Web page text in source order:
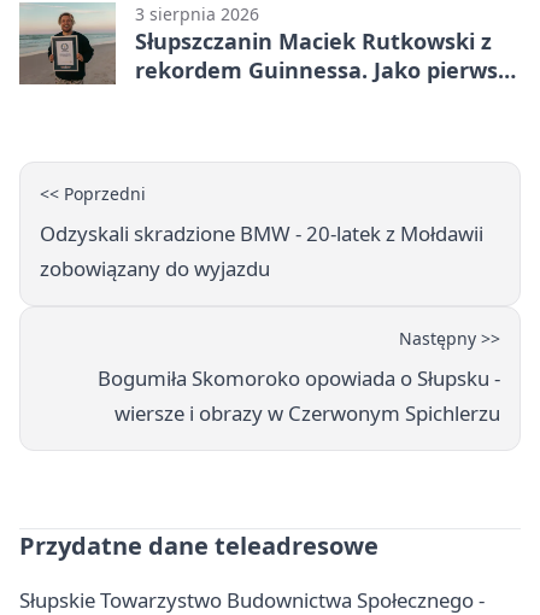
3 sierpnia 2026
Słupszczanin Maciek Rutkowski z
rekordem Guinnessa. Jako pierwszy
<< Poprzedni
Odzyskali skradzione BMW - 20-latek z Mołdawii
zobowiązany do wyjazdu
Następny >>
Bogumiła Skomoroko opowiada o Słupsku -
wiersze i obrazy w Czerwonym Spichlerzu
Przydatne dane teleadresowe
Słupskie Towarzystwo Budownictwa Społecznego -